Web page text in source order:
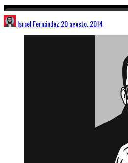
Israel Fernández 20 agosto, 2014